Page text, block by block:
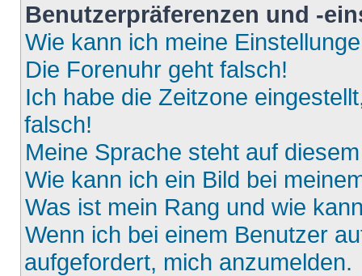
Benutzerpräferenzen und -
Wie kann ich meine
Die Forenuhr geht falsch!
Ich habe die Zeitzone
falsch!
Meine Sprache steht auf
Wie kann ich ein Bild bei
Was ist mein Rang und wie
Wenn ich bei einem Benutzer
aufgefordert, mich anzumelden.